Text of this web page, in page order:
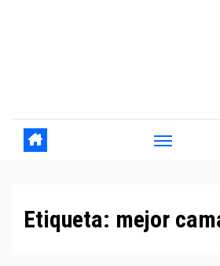
Etiqueta: mejor